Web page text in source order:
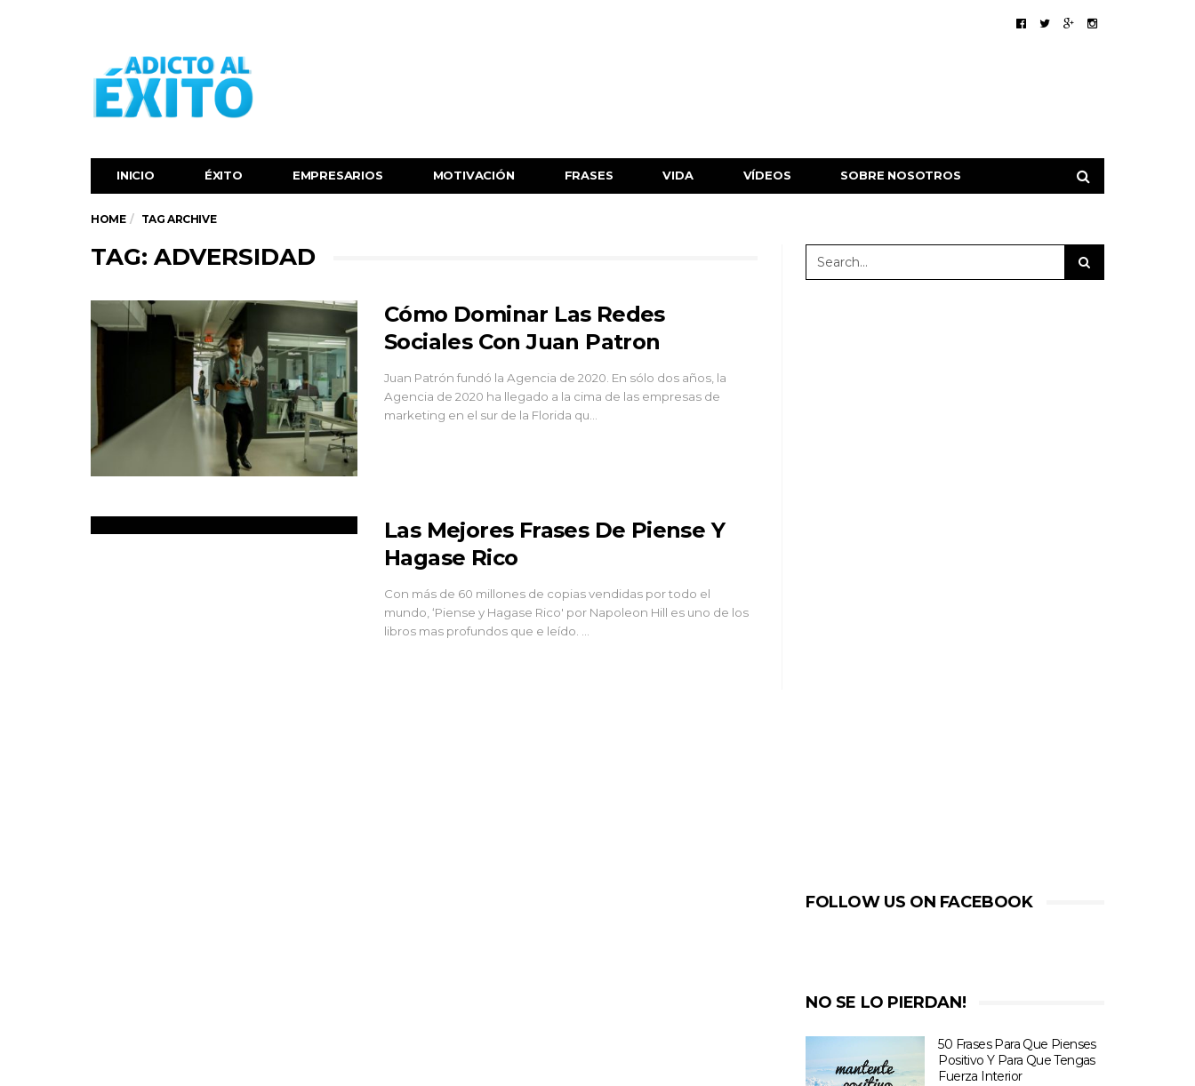
INICIO ÉXITO‬ EMPRESARIOS MOTIVACIÓN FRASES VIDA VÍDEOS SOBRE NOSOTROS
HOME TAG ARCHIVE
TAG: ADVERSIDAD
Cómo Dominar Las Redes
Sociales Con Juan Patron
Juan Patrón fundó la Agencia de 2020. En sólo dos años, la
Agencia de 2020 ha llegado a la cima de las empresas de
marketing en el sur de la Florida qu…
Las Mejores Frases De Piense Y
Hagase Rico
Con más de 60 millones de copias vendidas por todo el
mundo, ‘Piense y Hagase Rico' por Napoleon Hill es uno de los
libros mas profundos que e leído. …
FOLLOW US ON FACEBOOK
NO SE LO PIERDAN!
50 Frases Para Que Pienses
Positivo Y Para Que Tengas
Fuerza Interior